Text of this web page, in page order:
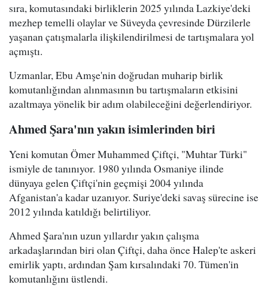
sıra, komutasındaki birliklerin 2025 yılında Lazkiye'deki
mezhep temelli olaylar ve Süveyda çevresinde Dürzilerle
yaşanan çatışmalarla ilişkilendirilmesi de tartışmalara yol
açmıştı.
Uzmanlar, Ebu Amşe'nin doğrudan muharip birlik
komutanlığından alınmasının bu tartışmaların etkisini
azaltmaya yönelik bir adım olabileceğini değerlendiriyor.
Ahmed Şara'nın yakın isimlerinden biri
Yeni komutan Ömer Muhammed Çiftçi, "Muhtar Türki"
ismiyle de tanınıyor. 1980 yılında Osmaniye ilinde
dünyaya gelen Çiftçi'nin geçmişi 2004 yılında
Afganistan'a kadar uzanıyor. Suriye'deki savaş sürecine ise
2012 yılında katıldığı belirtiliyor.
Ahmed Şara'nın uzun yıllardır yakın çalışma
arkadaşlarından biri olan Çiftçi, daha önce Halep'te askeri
emirlik yaptı, ardından Şam kırsalındaki 70. Tümen'in
komutanlığını üstlendi.